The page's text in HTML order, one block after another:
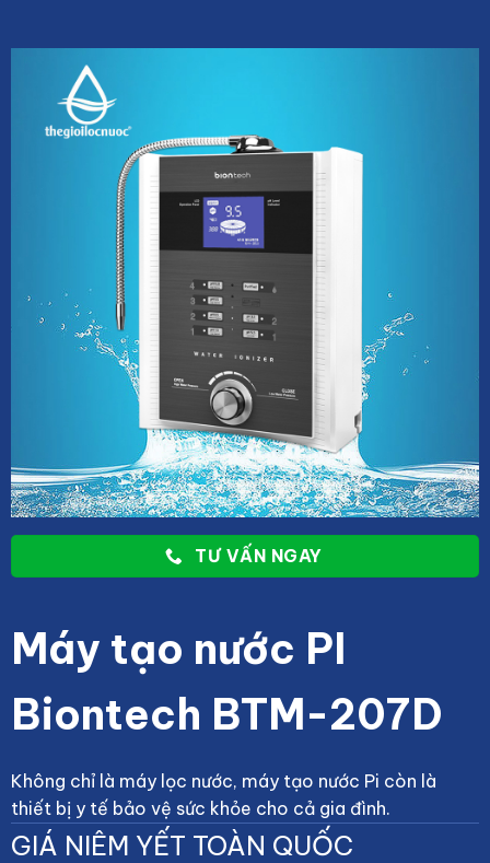
TƯ VẤN NGAY
Máy tạo nước PI
Biontech BTM-207D
Không chỉ là máy lọc nước, máy tạo nước Pi còn là
thiết bị y tế bảo vệ sức khỏe cho cả gia đình.
GIÁ NIÊM YẾT TOÀN QUỐC